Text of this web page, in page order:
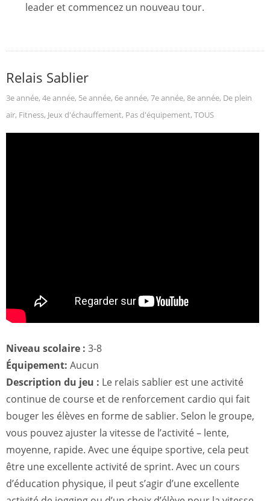
leader et commencez un nouveau tour.
Relais Sablier
3e année, 4e année, 5e année, 6e année, 7e année, 8e année, De plein
air, Fitness, Jeux d'échauffement, Pas d'équipement, TOUS
Niveau scolaire : 3-8
Équipement: Aucun
Description du jeu : Le relais sablier est une activité
continue de course et de renforcement cardio qui fait
bouger les élèves en forme de sablier. Selon le groupe,
vous pouvez ajuster la vitesse de l’activité – lente,
moyenne, rapide. Avec une équipe sportive, cela peut
être une excellente activité de sprint. Avec un cours
d’éducation physique, il peut s’agir d’une excellente